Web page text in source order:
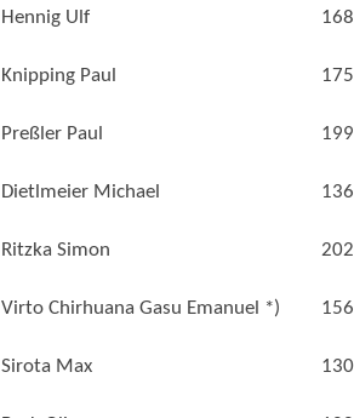
Hennig Ulf
Knipping Paul
Preßler Paul
Dietlmeier Michael
Ritzka Simon
Virto Chirhuana Gasu Emanuel *)
Sirota Max